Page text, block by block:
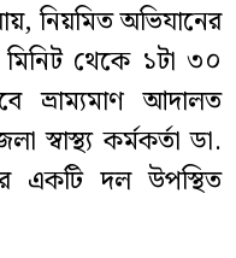
নিয়মিত অভিযানের
থেকে ১টা ৩০
ভ্রাম্যমাণ আদালত
কর্মকর্তা ডা.
একটি দল উপস্থিত